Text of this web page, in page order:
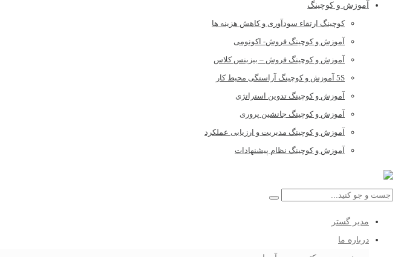
آموزش و کوچینگ
کوچینگ ارتقاء سودآوری و کاهش هزینه ها
آموزش و کوچینگ فروش- اکونومی
آموزش و کوچینگ فروش – بیزینس کلاس
5S آموزش و کوچینگ آراستگی محیط کار
آموزش و کوچینگ تدوین استراتژی
آموزش و کوچینگ جانشین پروری
آموزش و کوچینگ مدیریت و ارزیابی عملکرد
آموزش و کوچینگ نظام پیشنهادات
مدیر گستر
درباره ما